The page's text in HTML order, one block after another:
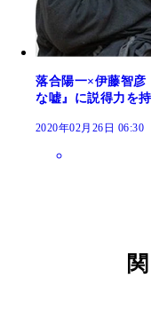
落合陽一×伊藤智彦
な嘘』に説得力を
2020年02月26日 06:30